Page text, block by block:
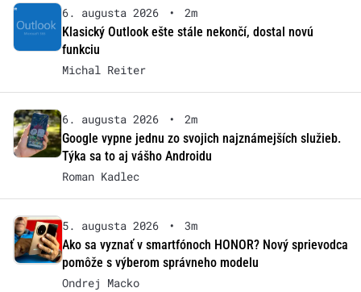
6. augusta 2026 •
2m
Klasický Outlook ešte stále nekončí, dostal novú
funkciu
Michal Reiter
6. augusta 2026 •
2m
Google vypne jednu zo svojich najznámejších služieb.
Týka sa to aj vášho Androidu
Roman Kadlec
5. augusta 2026 •
3m
Ako sa vyznať v smartfónoch HONOR? Nový sprievodca
pomôže s výberom správneho modelu
Ondrej Macko